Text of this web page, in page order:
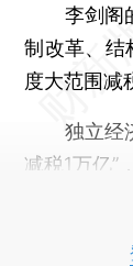
李剑阁的
制改革、结
度大范围减
独立经济
减税1万亿”